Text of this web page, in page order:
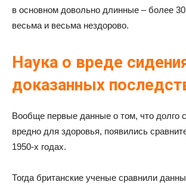
в основном довольно длинные – более 30
весьма и весьма нездорово.
Наука о вреде
доказанных
Вообще первые данные о том, что долго
вредно для здоровья, появились
1950-х годах.
Тогда британские ученые сравнили